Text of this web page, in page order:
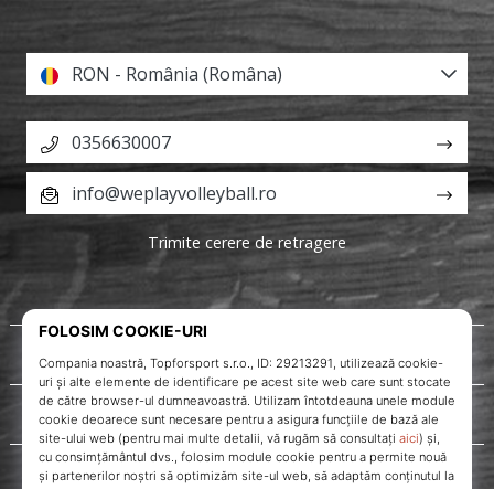
Despre noi
Servicii clienți
RON - România (Româna)
0356630007
info@weplayvolleyball.ro
Trimite cerere de retragere